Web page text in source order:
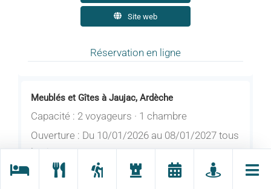
Meublés et Gîtes à Jaujac, Ardèche
Capacité : 2 voyageurs · 1 chambre
Ouverture : Du 10/01/2026 au 08/01/2027 tous
les jours.
Site web
Réservation en ligne